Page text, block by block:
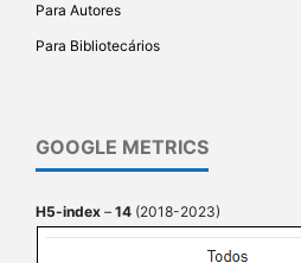
Para Autores
Para Bibliotecários
GOOGLE METRICS
H5-index – 14 (2018-2023)